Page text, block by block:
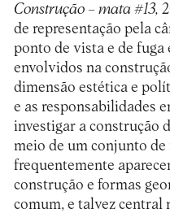
Construção – mata #13,
de representação pela
ponto de vista e de fuga
envolvidos na
dimensão estética e
e as responsabilidades
investigar a construção
meio de um conjunto de
frequentemente
construção e formas
comum, e talvez central